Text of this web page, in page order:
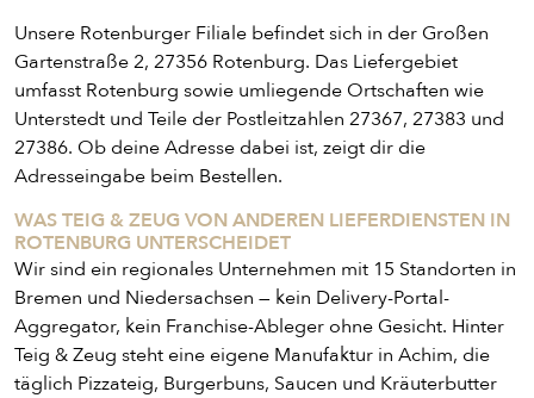
ENTDECKE UNSER ZEUG
PIZZA
Unsere Rotenburger Filiale befindet sich in der Großen
Gartenstraße 2, 27356 Rotenburg. Das Liefergebiet
umfasst Rotenburg sowie umliegende Ortschaften wie
Unterstedt und Teile der Postleitzahlen 27367, 27383 und
27386. Ob deine Adresse dabei ist, zeigt dir die
Adresseingabe beim Bestellen.
WAS TEIG & ZEUG VON ANDEREN LIEFERDIENSTEN IN
ROTENBURG UNTERSCHEIDET
Wir sind ein regionales Unternehmen mit 15 Standorten in
Bremen und Niedersachsen — kein Delivery-Portal-
Aggregator, kein Franchise-Ableger ohne Gesicht. Hinter
Teig & Zeug steht eine eigene Manufaktur in Achim, die
täglich Pizzateig, Burgerbuns, Saucen und Kräuterbutter